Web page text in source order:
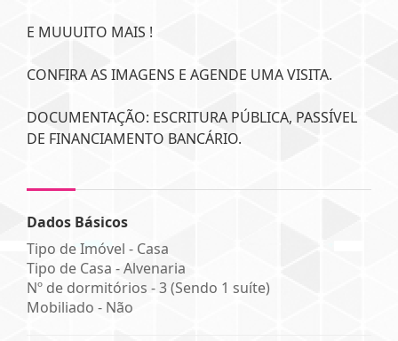
E MUUUITO MAIS !
CONFIRA AS IMAGENS E AGENDE UMA VISITA.
DOCUMENTAÇÃO: ESCRITURA PÚBLICA, PASSÍVEL
DE FINANCIAMENTO BANCÁRIO.
Dados Básicos
Tipo de Imóvel - Casa
Tipo de Casa - Alvenaria
Nº de dormitórios - 3 (Sendo 1 suíte)
Mobiliado - Não